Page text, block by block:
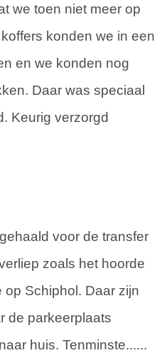
we toen niet meer op
konden we in een
en we konden nog
Daar was speciaal
Keurig verzorgd
voor de transfer
zoals het hoorde
Schiphol. Daar zijn
de parkeerplaats
huis. Tenminste......